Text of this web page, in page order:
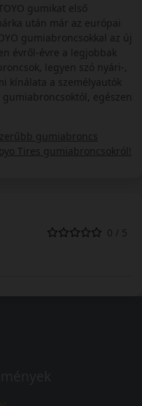
gumikat első
után már az európai
gumiabroncsokkal az új
évről-évre a legjobbak
legyen szó nyári-,
kínálata a személyautók
egészen
gumiabroncs
Tires gumiabroncsokról!
0 / 5